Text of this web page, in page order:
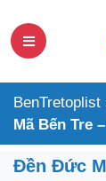
BenTretoplist
Mã Bến Tre
Đền Đức